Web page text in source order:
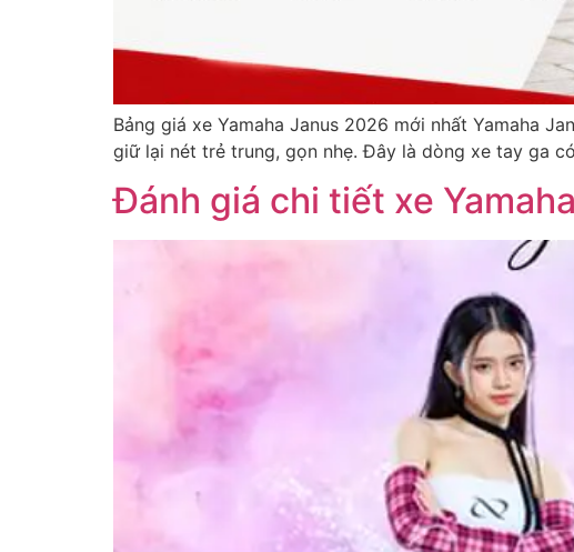
Bảng giá xe Yamaha Janus 2026 mới nhất Yamaha
giữ lại nét trẻ trung, gọn nhẹ. Đây là dòng xe tay ga
Đánh giá chi tiết xe